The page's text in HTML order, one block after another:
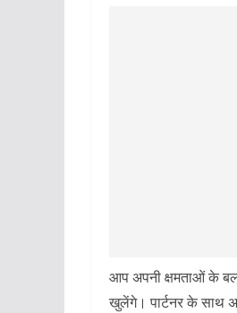
आप अपनी क्षमताओं के
खुलेंगे। पार्टनर के साथ